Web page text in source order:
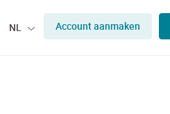
NL Account aanmaken